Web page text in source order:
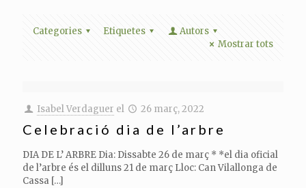
Categories Etiquetes
Autors
Mostrar tots
Isabel Verdaguer el 26 març, 2022
Celebració dia de l’arbre
DIA DE L’ ARBRE Dia: Dissabte 26 de març * *el dia oficial
de l’arbre és el dilluns 21 de març Lloc: Can Vilallonga de
Cassa […]